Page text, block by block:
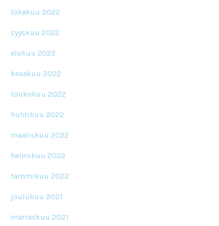
lokakuu 2022
syyskuu 2022
elokuu 2022
kesäkuu 2022
toukokuu 2022
huhtikuu 2022
maaliskuu 2022
helmikuu 2022
tammikuu 2022
joulukuu 2021
marraskuu 2021